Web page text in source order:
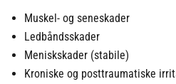
Muskel- og seneskader
Ledbåndsskader
Meniskskader (stabile)
Kroniske og posttraumatiske